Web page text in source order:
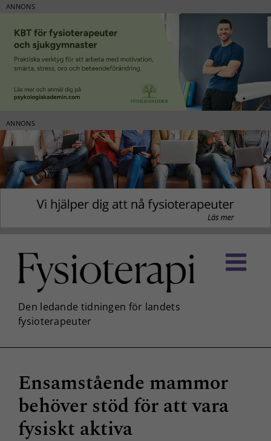
ANNONS
ANNONS
innehållet
Ensamstående mammor
behöver stöd för att vara
fysiskt aktiva